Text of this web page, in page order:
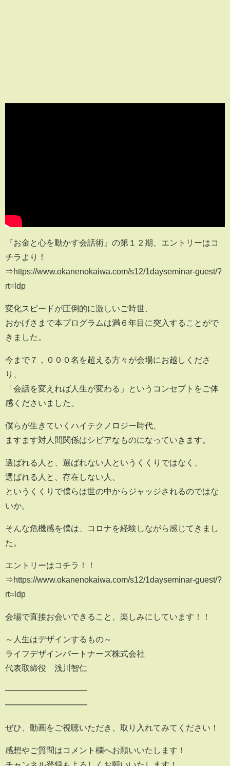
『お金と心を動かす会話術』の第１２期、エントリーはコ
チラより！
⇒https://www.okanenokaiwa.com/s12/1dayseminar-guest/?
rt=ldp
変化スピードが圧倒的に激しいご時世、
おかげさまで本プログラムは満６年目に突入することがで
きました。
今まで７，０００名を超える方々が会場にお越しくださ
り、
「会話を変えれば人生が変わる」というコンセプトをご体
感くださいました。
僕らが生きていくハイテクノロジー時代、
ますます対人間関係はシビアなものになっていきます。
選ばれる人と、選ばれない人というくくりではなく、
選ばれる人と、存在しない人、
というくくりで僕らは世の中からジャッジされるのではな
いか。
そんな危機感を僕は、コロナを経験しながら感じてきまし
た。
エントリーはコチラ！！
⇒https://www.okanenokaiwa.com/s12/1dayseminar-guest/?
rt=ldp
会場で直接お会いできること、楽しみにしています！！
～人生はデザインするもの～
ライフデザインパートナーズ株式会社
代表取締役 浅川智仁
━━━━━━━━━━
━━━━━━━━━━
ぜひ、動画をご視聴いただき、取り入れてみてください！
感想やご質問はコメント欄へお願いいたします！